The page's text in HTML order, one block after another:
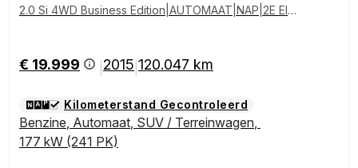
2.0 Si 4WD Business Edition|AUTOMAAT|NAP|2E EIG|
€ 19.999 2015 120.047 km
Kilometerstand Gecontroleerd
Benzine, Automaat, SUV / Terreinwagen,
177 kW (241 PK)